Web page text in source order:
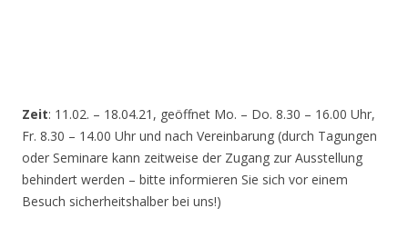
Zeit: 11.02. – 18.04.21, geöffnet Mo. – Do. 8.30 – 16.00 Uhr,
Fr. 8.30 – 14.00 Uhr und nach Vereinbarung (durch Tagungen
oder Seminare kann zeitweise der Zugang zur Ausstellung
behindert werden – bitte informieren Sie sich vor einem
Besuch sicherheitshalber bei uns!)